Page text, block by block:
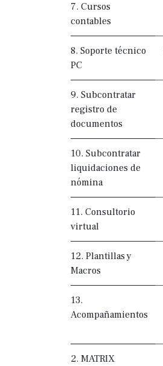
7. Cursos
contables
8. Soporte técnico
PC
9. Subcontratar
registro de
documentos
10. Subcontratar
liquidaciones de
nómina
11. Consultorio
virtual
12. Plantillas y
Macros
13.
Acompañamientos
2. MATRIX